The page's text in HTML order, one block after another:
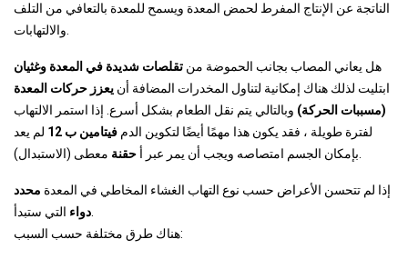
الناتجة عن الإنتاج المفرط لحمض المعدة ويسمح للمعدة بالتعافي من التلف
هل يعاني المصاب بجانب الحموضة من تقلصات شديدة في المعدة وغثيان
ابتليت لذلك هناك إمكانية لتناول المخدرات المضافة أن يعزز حركات المعدة
(مسببات الحركة) وبالتالي يتم نقل الطعام بشكل أسرع. إذا استمر الالتهاب
لفترة طويلة ، فقد يكون هذا مهمًا أيضًا لتكوين الدم فيتامين ب 12
لم يعد
بإمكان الجسم امتصاصه ويجب أن يمر عبر أ حقنة
إذا لم تتحسن الأعراض حسب نوع التهاب الغشاء المخاطي في المعدة محدد
دواء
هناك طرق مختلفة حسب السبب: